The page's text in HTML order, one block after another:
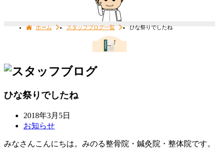
ホーム スタッフブログ一覧 ひな祭りでしたね
ひな祭りでしたね
2018年3月5日
お知らせ
みなさんこんにちは。みのる整骨院・鍼灸院・整体院です。